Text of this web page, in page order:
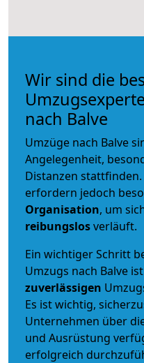
Wir sind die
nach Balve
Umzüge nach Balve
Angelegenheit,
Distanzen
erfordern jedoch
Organisation, um
reibungslosverläuft.
Ein wichtiger Schritt
Umzugs nach Balve
zuverlässigen
Es ist wichtig,
Unternehmen über
und Ausrüstung
erfolgreich